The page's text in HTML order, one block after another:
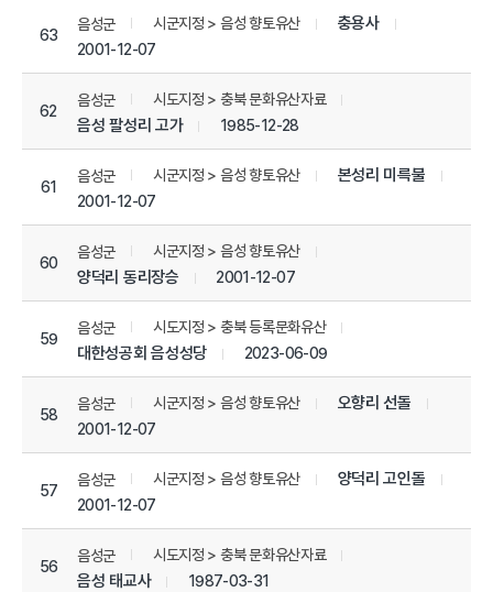
63
음성군 시군지정 > 음성 향토유산 충용사
2001-12-07
62
음성군 시도지정 > 충북 문화유산자료
음성 팔성리 고가 1985-12-28
61
음성군 시군지정 > 음성 향토유산 본성리 미륵불
2001-12-07
60
음성군 시군지정 > 음성 향토유산
양덕리 동리장승 2001-12-07
59
음성군 시도지정 > 충북 등록문화유산
대한성공회 음성성당 2023-06-09
58
음성군 시군지정 > 음성 향토유산 오향리 선돌
2001-12-07
57
음성군 시군지정 > 음성 향토유산 양덕리 고인돌
2001-12-07
56
음성군 시도지정 > 충북 문화유산자료
음성 태교사 1987-03-31